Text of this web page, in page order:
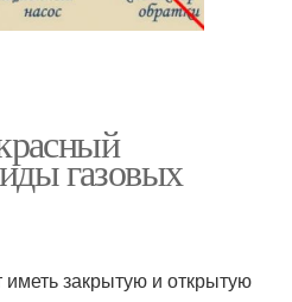
газовых
иметь закрытую и открытую